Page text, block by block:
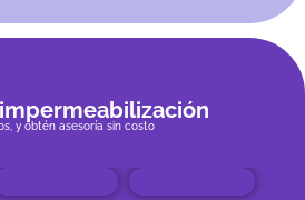
y obtén asesoría sin costo